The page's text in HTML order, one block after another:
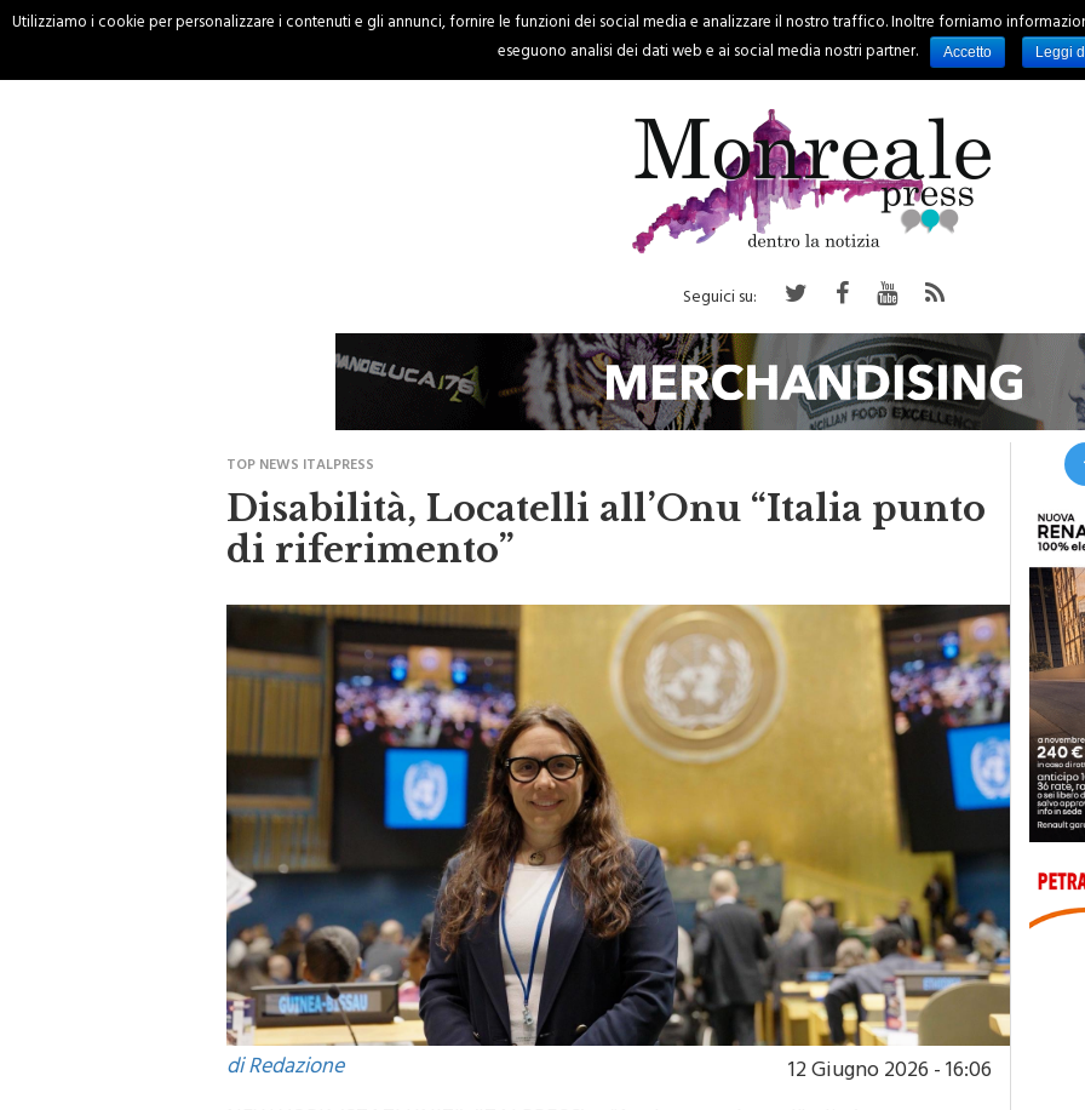
HOME CRONACA PALERMO REGIONE EVENTI RUBRICHE SPORT
Seguici su:
Disabilità, Locatelli all’Onu “Italia punto
di riferimento”
di Redazione
12 Giugno 2026 - 16:06
Utilizziamo i cookie per personalizzare i contenuti e gli annunci, fornire le funzioni dei social media e analizzare il nostro traffico. Inoltre forniamo
eseguono analisi dei dati web e ai social media nostri partner.
Accetto Leggi